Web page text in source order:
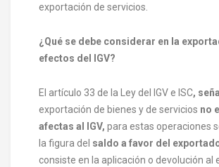
exportación de servicios.
¿Qué se debe considerar en la
efectos del IGV?
El artículo 33 de la Ley del IGV e ISC,
exportación de bienes y de servicios no
afectas al IGV, para estas operaciones
la figura del saldo a favor del
consiste en la aplicación o devolución al